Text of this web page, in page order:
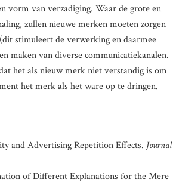
vorm van verzadiging. Waar de grote en
zullen nieuwe merken moeten zorgen
stimuleert de verwerking en daarmee
maken van diverse communicatiekanalen.
het als nieuw merk niet verstandig is om
het merk als het ware op te dringen.
and Advertising Repetition Effects. Journal
of Different Explanations for the Mere